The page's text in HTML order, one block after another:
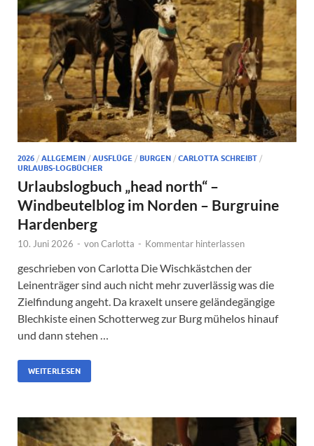
2026 / ALLGEMEIN / AUSFLÜGE / BURGEN / CARLOTTA SCHREIBT /
URLAUBS-LOGBÜCHER
Urlaubslogbuch „head north“ –
Windbeutelblog im Norden – Burgruine
Hardenberg
10. Juni 2026 - vonCarlotta - Kommentar hinterlassen
geschrieben von Carlotta Die Wischkästchen der
Leinenträger sind auch nicht mehr zuverlässig was die
Zielfindung angeht. Da kraxelt unsere geländegängige
Blechkiste einen Schotterweg zur Burg mühelos hinauf
und dann stehen …
WEITERLESEN